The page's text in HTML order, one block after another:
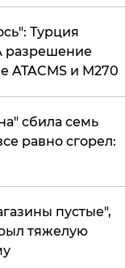
Турция
разрешение
ATACMS и M270
сбила семь
равно сгорел:
пустые",
тяжелую